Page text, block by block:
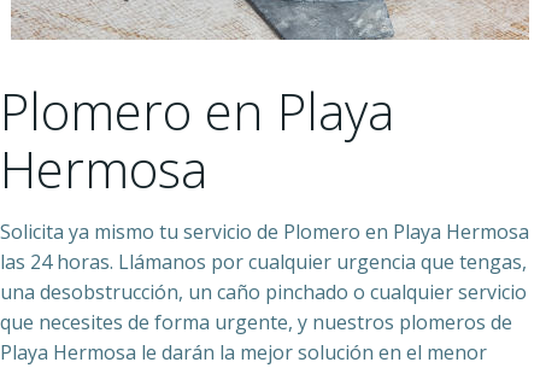
Plomero en Playa
Hermosa
Solicita ya mismo tu servicio de Plomero en Playa Hermosa
las 24 horas. Llámanos por cualquier urgencia que tengas,
una desobstrucción, un caño pinchado o cualquier servicio
que necesites de forma urgente, y nuestros plomeros de
Playa Hermosa le darán la mejor solución en el menor